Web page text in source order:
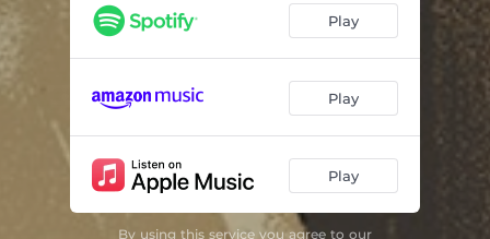
Play
Play
Play
By using this service you agree to our